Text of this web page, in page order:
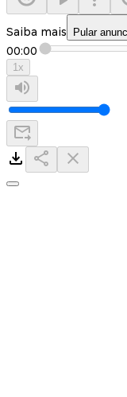
Saiba mais Pular
00:00
1x